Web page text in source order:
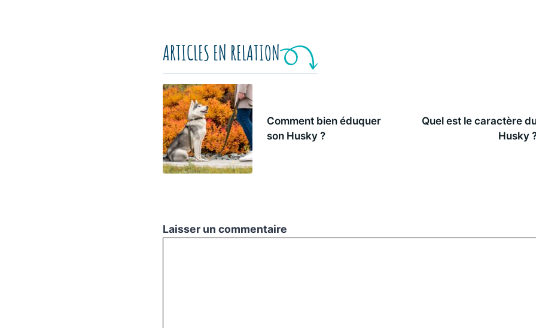
ARTICLES EN RELATION
Comment bien éduquer
son Husky ?
Quel est le caractère
Husky
Laisser un commentaire